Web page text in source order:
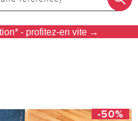
- profitez-en vite →
-50%